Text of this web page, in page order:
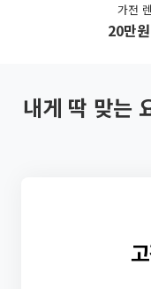
가전
20만
내게 딱 맞는